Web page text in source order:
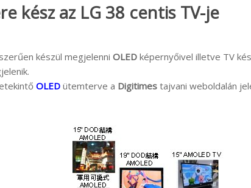
kész az LG 38 centis TV-je
készül megjelenni OLED képernyőivel illetve TV
OLED ütemterve a Digitimes tajvani weboldalán